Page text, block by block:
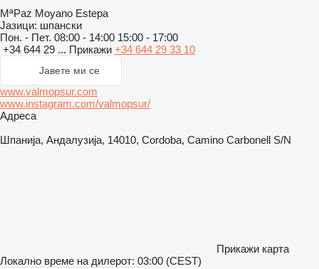
MªPaz Moyano Estepa
Јазици: шпански
Пон. - Пет. 08:00 - 14:00 15:00 - 17:00
+34 644 29 ... Прикажи +34 644 29 33 10
Јавете ми се
www.valmopsur.com
www.instagram.com/valmopsur/
Адреса
Шпанија, Андалузија, 14010, Cordoba, Camino Carbonell S/N
Прикажи карта
Локално време на дилерот: 03:00 (CEST)